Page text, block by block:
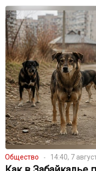
Общество 14:40, 7